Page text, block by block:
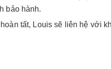
bảo hành.
tất, Louis sẽ liên hệ với